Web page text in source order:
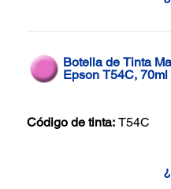
Botella de Tinta
Epson T54C, 70ml
Código de tinta: T54C